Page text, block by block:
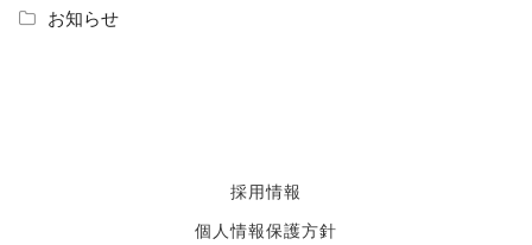
お知らせ
採用情報
個人情報保護方針